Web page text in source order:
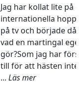
Jag har kollat lite på
internationella
på tv och började
vad en martingal
gör?Som jag har
till för att hästen
... Läs mer